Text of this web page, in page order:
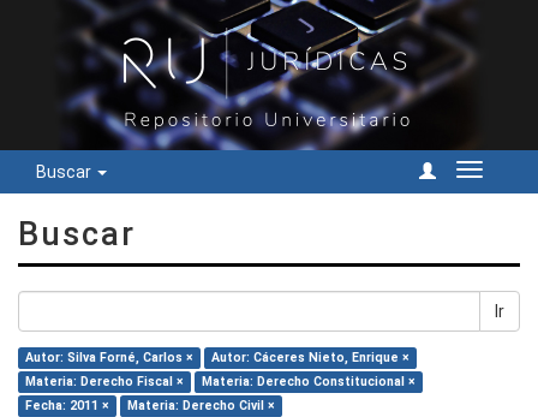
Buscar
Cambiar
Buscar
Ir
Autor: Silva Forné, Carlos ×
Autor: Cáceres Nieto, Enrique ×
Materia: Derecho Fiscal ×
Materia: Derecho Constitucional ×
Fecha: 2011 ×
Materia: Derecho Civil ×